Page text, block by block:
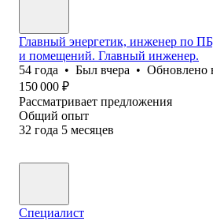
Главный энергетик, инженер по
и помещений. Главный инженер.
54 года • Был вчера • Обновлено
150 000 ₽
Рассматривает предложения
Общий опыт
32 года 5 месяцев
Специалист